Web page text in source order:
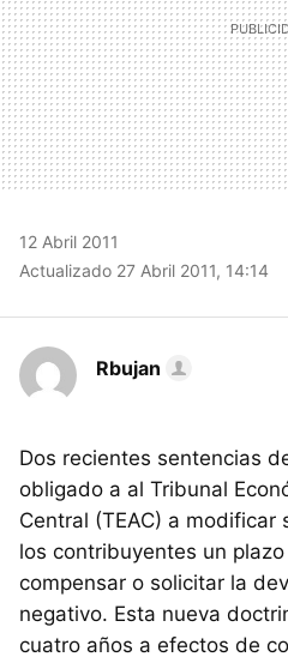
12 Abril 2011
Actualizado 27 Abril 2011, 14:14
Rbujan
Dos recientes sentencias
obligado a al Tribunal
Central (TEAC) a
los contribuyentes un
compensar o solicitar la
negativo. Esta nueva
cuatro años a efectos de